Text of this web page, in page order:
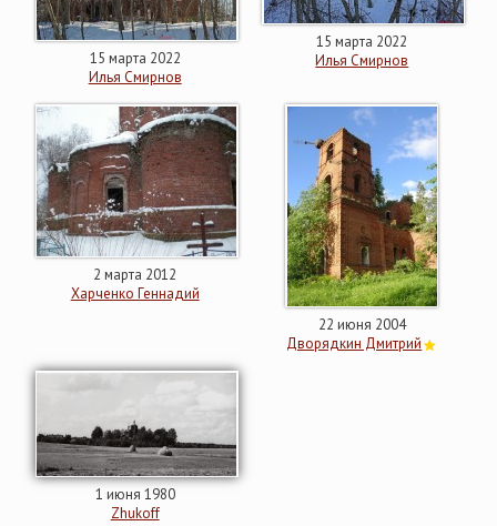
15 марта 2022
Илья Смирнов
15 марта 2022
Илья Смирнов
2 марта 2012
Харченко Геннадий
22 июня 2004
Дворядкин Дмитрий
1 июня 1980
Zhukoff